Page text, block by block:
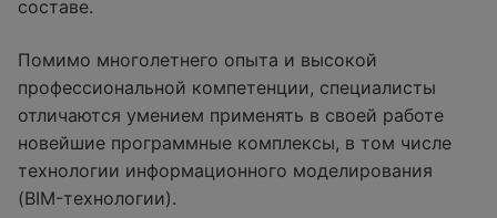
составе.
Помимо многолетнего опыта и высокой
профессиональной компетенции, специалисты
отличаются умением применять в своей работе
новейшие программные комплексы, в том числе
технологии информационного моделирования
(BIM-технологии).